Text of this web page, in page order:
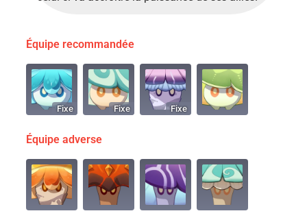
Équipe recommandée
Fixe Fixe Fixe
Équipe adverse